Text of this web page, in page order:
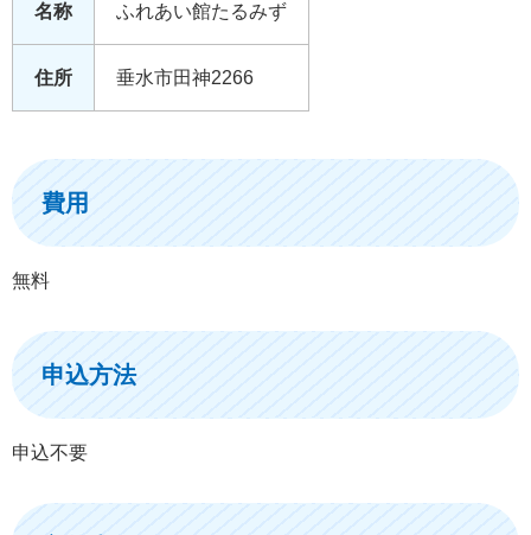
名称 ふれあい館たるみず
住所 垂水市田神2266
費用
無料
申込方法
申込不要